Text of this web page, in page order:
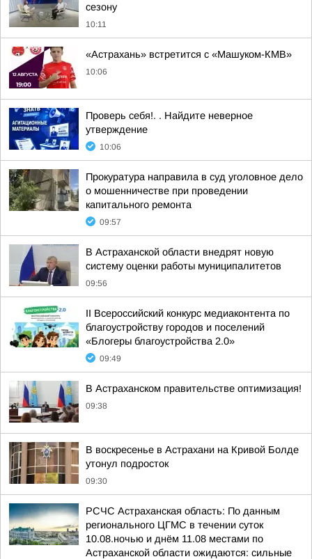
сезону
10:11
«Астрахань» встретится с «Машуком-КМВ»
10:06
Проверь себя!. . Найдите неверное
утверждение
10:06
Прокуратура направила в суд уголовное дело
о мошенничестве при проведении
капитального ремонта
09:57
В Астраханской области внедрят новую
систему оценки работы муниципалитетов
09:56
II Всероссийский конкурс медиаконтента по
благоустройству городов и поселений
«Блогеры благоустройства 2.0»
09:49
В Астраханском правительстве оптимизация!
09:38
В воскресенье в Астрахани на Кривой Болде
утонул подросток
09:30
РСЧС Астраханская область: По данным
регионального ЦГМС в течении суток
10.08.ночью и днём 11.08 местами по
Астраханской области ожидаются: сильные